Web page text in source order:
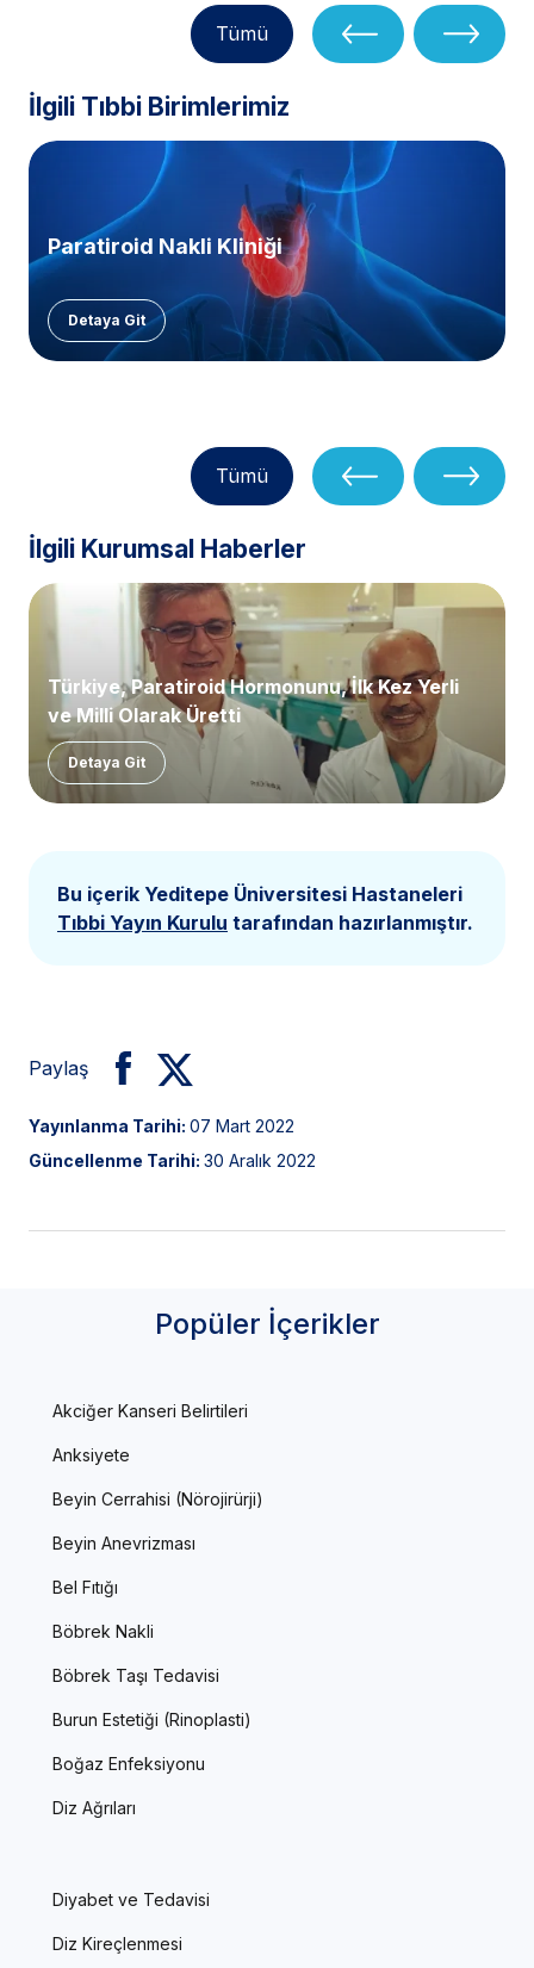
Tümü
İlgili Tıbbi Birimlerimiz
Paratiroid Nakli Kliniği
Detaya Git
Tümü
İlgili Kurumsal Haberler
Türkiye, Paratiroid Hormonunu, İlk Kez Yerli
ve Milli Olarak Üretti
Detaya Git
Bu içerik Yeditepe Üniversitesi Hastaneleri
Tıbbi Yayın Kurulu tarafından hazırlanmıştır.
Paylaş
Yayınlanma Tarihi: 07 Mart 2022
Güncellenme Tarihi: 30 Aralık 2022
Popüler İçerikler
Akciğer Kanseri Belirtileri
Anksiyete
Beyin Cerrahisi (Nörojirürji)
Beyin Anevrizması
Bel Fıtığı
Böbrek Nakli
Böbrek Taşı Tedavisi
Burun Estetiği (Rinoplasti)
Boğaz Enfeksiyonu
Diz Ağrıları
Diyabet ve Tedavisi
Diz Kireçlenmesi